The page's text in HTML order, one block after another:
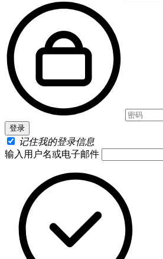
记住我的登录信息
输入用户名或电子邮件